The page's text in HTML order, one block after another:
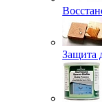
Защита